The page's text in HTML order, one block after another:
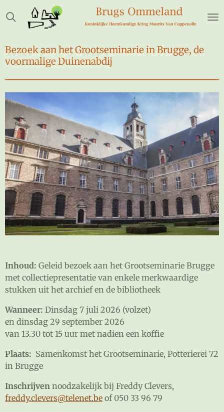
Ga
direct
de
hoofdinhoud
Bezoek aan het Grootseminarie in Brugge, de
voormalige Duinenabdij
Inhoud: Geleid bezoek aan het Grootseminarie Brugge
met collectiepresentatie van enkele merkwaardige
stukken uit het archief en de bibliotheek
Wanneer: Dinsdag 7 juli 2026 (volzet)
en dinsdag 29 september 2026
van 13.30 tot 15 uur met nadien een koffie
Plaats: Samenkomst het Grootseminarie, Potterierei 72
in Brugge
Inschrijven noodzakelijk bij Freddy Clevers,
freddy.clevers@telenet.be of 050 33 96 79